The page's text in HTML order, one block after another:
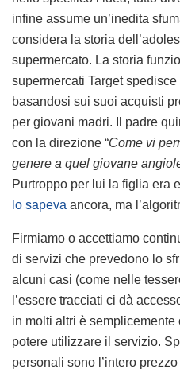
infine assume un’inedita
considera la storia
supermercato. La storia
supermercati Target spedisce
basandosi sui suoi acquisti
per giovani madri. Il padre
con la direzione “Come vi
genere a quel giovane
Purtroppo per lui la figlia era
lo sapeva ancora, ma
Firmiamo o accettiamo
di servizi che prevedono lo
alcuni casi (come nelle
l’essere tracciati ci dà
in molti altri è
potere utilizzare il servizio.
personali sono l’intero